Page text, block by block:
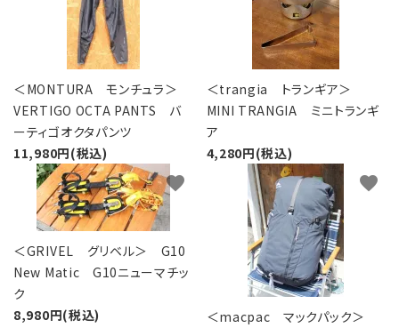
＜MONTURA モンチュラ＞
VERTIGO OCTA PANTS バ
ーティゴオクタパンツ
11,980円(税込)
＜trangia トランギア＞
MINI TRANGIA ミニトランギ
ア
4,280円(税込)
＜GRIVEL グリベル＞ G10
New Matic G10ニューマチッ
ク
8,980円(税込)
favorite
＜macpac マックパック＞
favorite